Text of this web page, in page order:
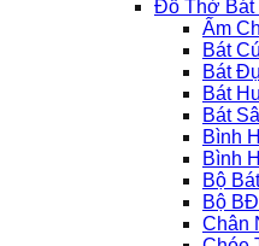
Đồ Thờ Bát
Ấm
Bát
Bát
Bát
Bát
Bình
Bình
Bộ
Bộ
Chân